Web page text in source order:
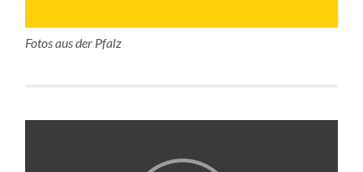
Fotos aus der Pfalz